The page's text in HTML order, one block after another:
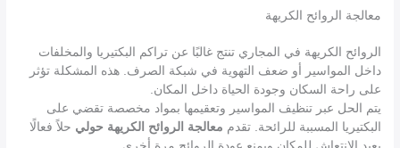
معالجة الروائح الكريهة
الروائح الكريهة في المجاري تنتج غالبًا عن تراكم البكتيريا والمخلفات
داخل المواسير أو ضعف التهوية في شبكة الصرف. هذه المشكلة تؤثر
على راحة السكان وجودة الحياة داخل المكان.
يتم الحل عبر تنظيف المواسير وتعقيمها بمواد مخصصة تقضي على
البكتيريا المسببة للرائحة. تقدم معالجة الروائح الكريهة حولي حلاً فعالًا